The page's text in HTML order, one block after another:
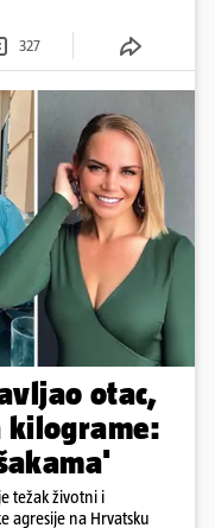
327
otac,
kilograme:
težak životni i
agresije na Hrvatsku